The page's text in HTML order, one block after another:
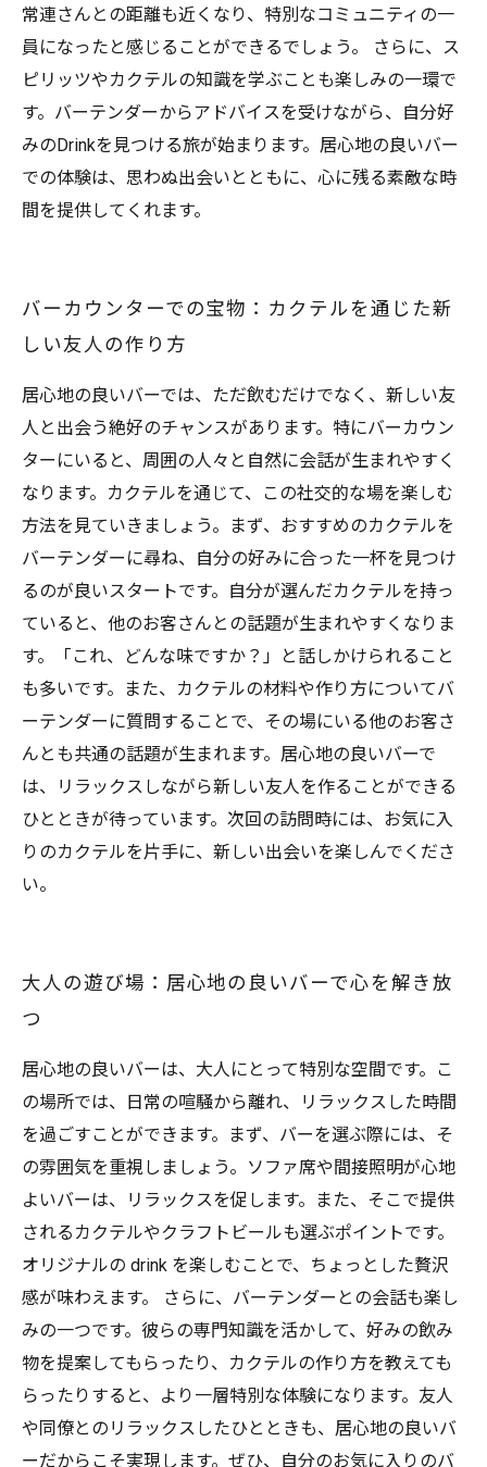
常連さんとの距離も近くなり、特別なコミュニティの一
員になったと感じることができるでしょう。 さらに、ス
ピリッツやカクテルの知識を学ぶことも楽しみの一環で
す。バーテンダーからアドバイスを受けながら、自分好
みのDrinkを見つける旅が始まります。居心地の良いバー
での体験は、思わぬ出会いとともに、心に残る素敵な時
間を提供してくれます。
バーカウンターでの宝物：カクテルを通じた新
しい友人の作り方
居心地の良いバーでは、ただ飲むだけでなく、新しい友
人と出会う絶好のチャンスがあります。特にバーカウン
ターにいると、周囲の人々と自然に会話が生まれやすく
なります。カクテルを通じて、この社交的な場を楽しむ
方法を見ていきましょう。まず、おすすめのカクテルを
バーテンダーに尋ね、自分の好みに合った一杯を見つけ
るのが良いスタートです。自分が選んだカクテルを持っ
ていると、他のお客さんとの話題が生まれやすくなりま
す。「これ、どんな味ですか？」と話しかけられること
も多いです。また、カクテルの材料や作り方についてバ
ーテンダーに質問することで、その場にいる他のお客さ
んとも共通の話題が生まれます。居心地の良いバーで
は、リラックスしながら新しい友人を作ることができる
ひとときが待っています。次回の訪問時には、お気に入
りのカクテルを片手に、新しい出会いを楽しんでくださ
い。
大人の遊び場：居心地の良いバーで心を解き放
つ
居心地の良いバーは、大人にとって特別な空間です。こ
の場所では、日常の喧騒から離れ、リラックスした時間
を過ごすことができます。まず、バーを選ぶ際には、そ
の雰囲気を重視しましょう。ソファ席や間接照明が心地
よいバーは、リラックスを促します。また、そこで提供
されるカクテルやクラフトビールも選ぶポイントです。
オリジナルの drink を楽しむことで、ちょっとした贅沢
感が味わえます。 さらに、バーテンダーとの会話も楽し
みの一つです。彼らの専門知識を活かして、好みの飲み
物を提案してもらったり、カクテルの作り方を教えても
らったりすると、より一層特別な体験になります。友人
や同僚とのリラックスしたひとときも、居心地の良いバ
ーだからこそ実現します。ぜひ、自分のお気に入りのバ